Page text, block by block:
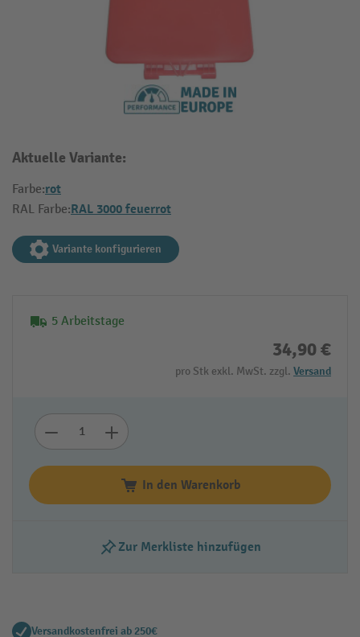
Aktuelle Variante:
Farbe:rot
RAL Farbe:RAL 3000 feuerrot
Variante konfigurieren
5 Arbeitstage
34,90 €
pro Stk exkl. MwSt. zzgl. Versand
In den Warenkorb
Zur Merkliste hinzufügen
Versandkostenfrei ab 250€